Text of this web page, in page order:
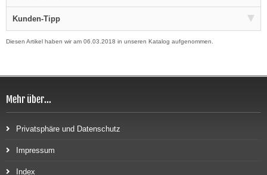
Kunden-Tipp
Diesen Artikel haben wir am 06.03.2018 in unseren Katalog aufgenommen.
Mehr über...
Privatsphäre und Datenschutz
Impressum
Index